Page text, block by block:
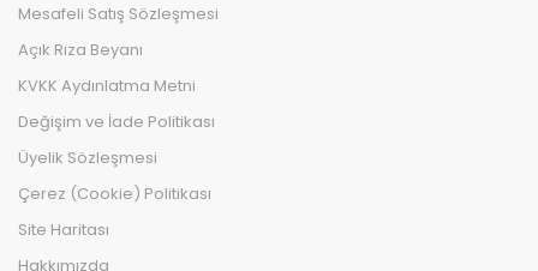
Mesafeli Satış Sözleşmesi
Açık Rıza Beyanı
KVKK Aydınlatma Metni
Değişim ve İade Politikası
Üyelik Sözleşmesi
Çerez (Cookie) Politikası
Site Haritası
Hakkımızda